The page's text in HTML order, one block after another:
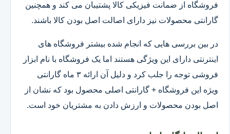
فروشگاه از ضمانت فیزیکی کالا پشتیبان می کند و همچنین
گارانتی محصولات نیز دارای اصالت اصل بودن کالا باشند.
در بین بررسی هایی که انجام شده بیشتر فروشگاه های
اینترنتی دارای این ویژگی هستند اما یک فروشگاه با نام ابزار
فروشی توجه را جلب کرد و دلیل آن ارائه ۳ ماه گارانتی
ویژه این فروشگاه + گارانتی اصلی محصول بود که نشان از
اصل بودن محصولات و ارزش دادن به مشتریان خود است.